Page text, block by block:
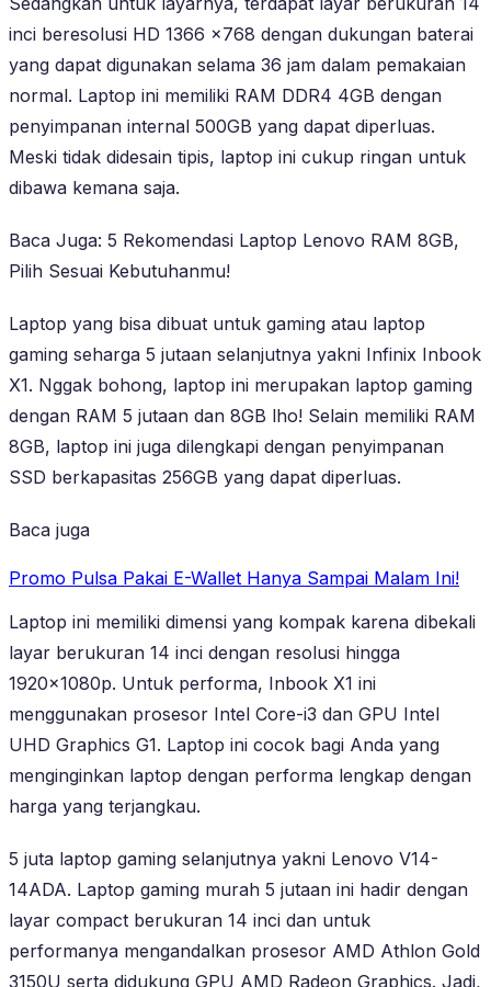
inci beresolusi HD 1366 x768 dengan dukungan baterai
yang dapat digunakan selama 36 jam dalam pemakaian
normal. Laptop ini memiliki RAM DDR4 4GB dengan
penyimpanan internal 500GB yang dapat diperluas.
Meski tidak didesain tipis, laptop ini cukup ringan untuk
dibawa kemana saja.
Baca Juga: 5 Rekomendasi Laptop Lenovo RAM 8GB,
Pilih Sesuai Kebutuhanmu!
Laptop yang bisa dibuat untuk gaming atau laptop
gaming seharga 5 jutaan selanjutnya yakni Infinix Inbook
X1. Nggak bohong, laptop ini merupakan laptop gaming
dengan RAM 5 jutaan dan 8GB lho! Selain memiliki RAM
8GB, laptop ini juga dilengkapi dengan penyimpanan
SSD berkapasitas 256GB yang dapat diperluas.
Baca juga
Promo Pulsa Pakai E-Wallet Hanya Sampai Malam Ini!
Laptop ini memiliki dimensi yang kompak karena dibekali
layar berukuran 14 inci dengan resolusi hingga
1920x1080p. Untuk performa, Inbook X1 ini
menggunakan prosesor Intel Core-i3 dan GPU Intel
UHD Graphics G1. Laptop ini cocok bagi Anda yang
menginginkan laptop dengan performa lengkap dengan
harga yang terjangkau.
5 juta laptop gaming selanjutnya yakni Lenovo V14-
14ADA. Laptop gaming murah 5 jutaan ini hadir dengan
layar compact berukuran 14 inci dan untuk
performanya mengandalkan prosesor AMD Athlon Gold
3150U serta didukung GPU AMD Radeon Graphics. Jadi,